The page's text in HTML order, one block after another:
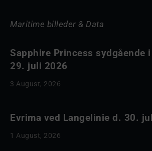
Maritime billeder & Data
Sapphire Princess sydgående
29. juli 2026
3 August, 2026
Evrima ved Langelinie d. 30.
1 August, 2026